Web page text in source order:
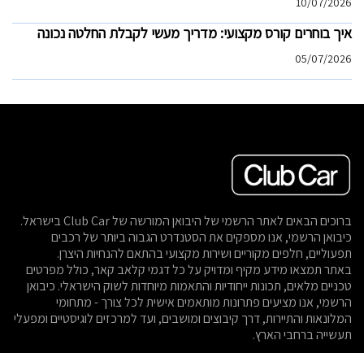
איך בוחרים קורס מקצועי: מדריך מעשי לקבלת החלטה נכונה
05/07/2026
ברוכים הבאים לאתר הרשמי של היבואן המורשה של Club Car בישראל.
כיבואן הרשמי, אנו מספקים את הסטנדרט הגבוה ביותר של רכבים
תפעוליים, חלפים מקוריים ושירות מקצועי בהתאם להנחיות היצרן.
באתר תמצאו מידע מקיף ומדויק על כל דגמי קלאב קאר, כולל מפרטים
טכניים מלאים, תכונות ייחודיות והתאמות מיוחדות לשוק הישראלי. כיבואן
הרשמי, אנו מציעים פתרונות מותאמים אישית לכל צורך - מתחומי
המלונאות והתיירות, דרך קיבוצים ומושבים, ועד למרכזים לוגיסטיים ומפעלי
תעשייה ברחבי הארץ.